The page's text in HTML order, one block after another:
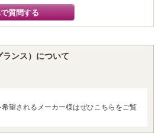
質問する
ンス）について
望されるメーカー様はぜひこちらをご覧